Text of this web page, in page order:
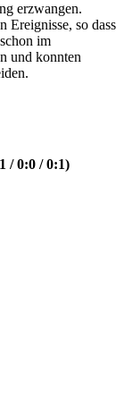
erzwangen.
Ereignisse, so dass
im
und konnten
/ 0:0 / 0:1)